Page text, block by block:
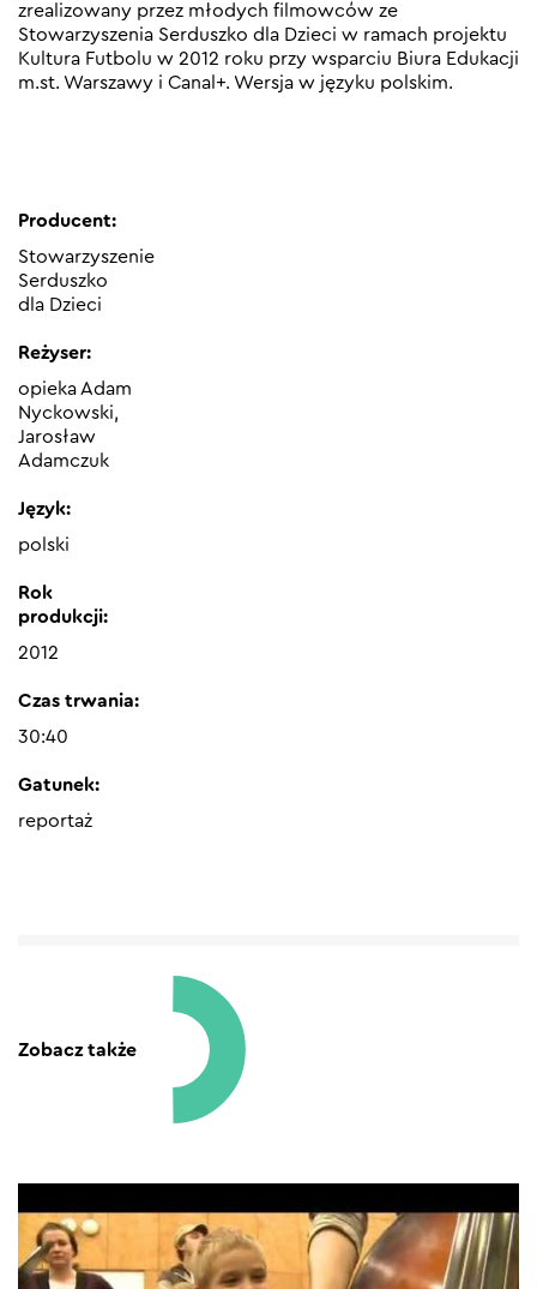
zrealizowany przez młodych filmowców ze
Stowarzyszenia Serduszko dla Dzieci w ramach projektu
Kultura Futbolu w 2012 roku przy wsparciu Biura Edukacji
m.st. Warszawy i Canal+. Wersja w języku polskim.
Producent:
Stowarzyszenie
Serduszko
dla Dzieci
Reżyser:
opieka Adam
Nyckowski,
Jarosław
Adamczuk
Język:
polski
Rok
produkcji:
2012
Czas trwania:
30:40
Gatunek:
reportaż
Zobacz także